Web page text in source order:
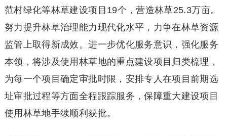
范村绿化等林草建设项目19个，营造林草25.3万亩。
努力提升林草治理能力现代化水平，力争在林草资源
监管上取得新成效。进一步优化服务意识，强化服务
本领，将涉及使用林草地的重点建设项目归类梳理，
为每一个项目确定审批时限，安排专人在项目前期选
址审批过程等方面全程跟踪服务，保障重大建设项目
使用林草地手续顺利获批。